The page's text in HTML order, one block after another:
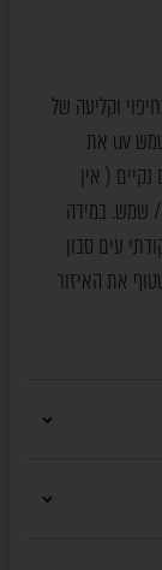
וקליעה של
חבלים העשויים מסיבי פוליאסטר עמידים לקרני השמש uv את
( אין
/ שמש. במידה
עים סבון
את האיזור